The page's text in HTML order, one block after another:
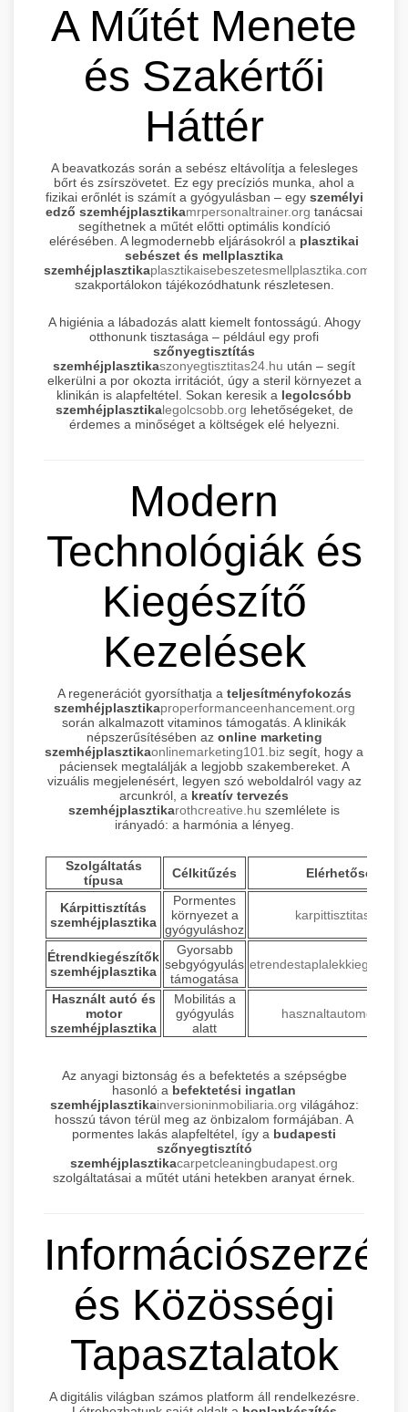
A Műtét Menete
és Szakértői
Háttér
A beavatkozás során a sebész eltávolítja a felesleges
bőrt és zsírszövetet. Ez egy precíziós munka, ahol a
fizikai erőnlét is számít a gyógyulásban – egy személyi
edző szemhéjplasztikamrpersonaltrainer.org tanácsai
segíthetnek a műtét előtti optimális kondíció
elérésében. A legmodernebb eljárásokról a plasztikai
sebészet és mellplasztika
szemhéjplasztikaplasztikaisebeszetesmellplasztika.com
szakportálokon tájékozódhatunk részletesen.
A higiénia a lábadozás alatt kiemelt fontosságú. Ahogy
otthonunk tisztasága – például egy profi
szőnyegtisztítás
szemhéjplasztikaszonyegtisztitas24.hu után – segít
elkerülni a por okozta irritációt, úgy a steril környezet a
klinikán is alapfeltétel. Sokan keresik a legolcsóbb
szemhéjplasztikalegolcsobb.org lehetőségeket, de
érdemes a minőséget a költségek elé helyezni.
Modern
Technológiák és
Kiegészítő
Kezelések
A regenerációt gyorsíthatja a teljesítményfokozás
szemhéjplasztikaproperformanceenhancement.org
során alkalmazott vitaminos támogatás. A klinikák
népszerűsítésében az online marketing
szemhéjplasztikaonlinemarketing101.biz segít, hogy a
páciensek megtalálják a legjobb szakembereket. A
vizuális megjelenésért, legyen szó weboldalról vagy az
arcunkról, a kreatív tervezés
szemhéjplasztikarothcreative.hu szemlélete is
irányadó: a harmónia a lényeg.
Szolgáltatás
típusa
Célkitűzés Elérhetőség
Kárpittisztítás
szemhéjplasztika
Pormentes
környezet a
gyógyuláshoz
karpittisztitas.org
Étrendkiegészítők
szemhéjplasztika
Gyorsabb
sebgyógyulás
támogatása
Használt autó és
motor
szemhéjplasztika
Mobilitás a
gyógyulás
alatt
hasznaltautomotor.hu
Az anyagi biztonság és a befektetés a szépségbe
hasonló a befektetési ingatlan
szemhéjplasztikainversioninmobiliaria.org világához:
hosszú távon térül meg az önbizalom formájában. A
pormentes lakás alapfeltétel, így a budapesti
szőnyegtisztító
szemhéjplasztikacarpetcleaningbudapest.org
szolgáltatásai a műtét utáni hetekben aranyat érnek.
Információszerzés
és Közösségi
Tapasztalatok
A digitális világban számos platform áll rendelkezésre.